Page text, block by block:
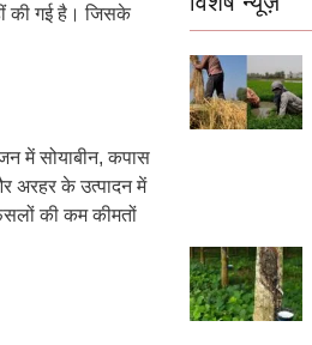
की गई है। जिसके
में सोयाबीन, कपास
अरहर के उत्पादन में
की कम कीमतों